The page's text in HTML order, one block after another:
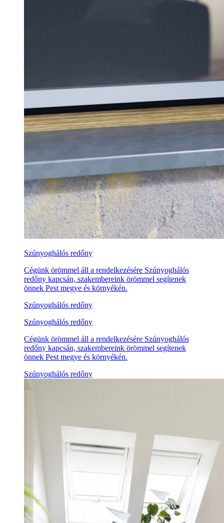
Szúnyoghálós redőny
Cégünk örömmel áll a rendelkezésére Szúnyoghálós
redőny kapcsán, szakembereink örömmel segítenek
önnek Pest megye és környékén.
Szúnyoghálós redőny
Szúnyoghálós redőny
Cégünk örömmel áll a rendelkezésére Szúnyoghálós
redőny kapcsán, szakembereink örömmel segítenek
önnek Pest megye és környékén.
Szúnyoghálós redőny